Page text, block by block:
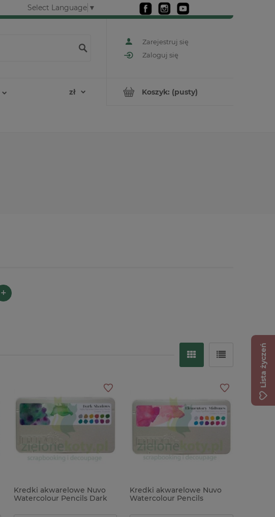
Select Language ▼
Zarejestruj się
Zaloguj się
Koszyk: (pusty)
+
Kredki akwarelowe Nuvo
Watercolour Pencils Dark
Kredki akwarelowe Nuvo
Watercolour Pencils
Lista życzeń